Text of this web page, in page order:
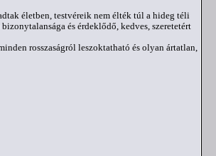
életben, testvéreik nem élték túl a hideg téli
és érdeklődő, kedves, szeretetért
rosszaságról leszoktatható és olyan ártatlan,